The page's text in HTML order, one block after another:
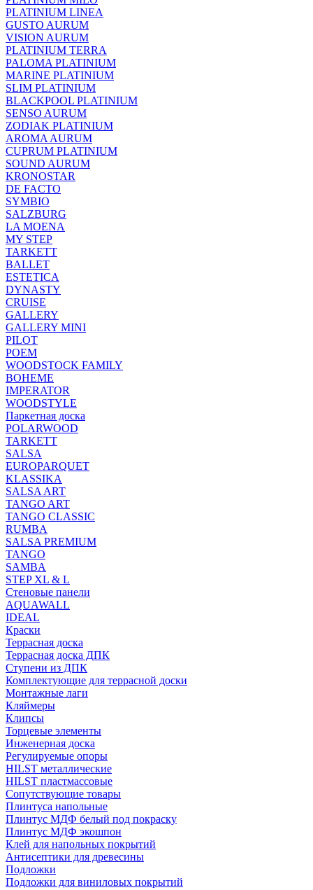
PLATINIUM LINEA
GUSTO AURUM
VISION AURUM
PLATINIUM TERRA
PALOMA PLATINIUM
MARINE PLATINIUM
SLIM PLATINIUM
BLACKPOOL PLATINIUM
SENSO AURUM
ZODIAK PLATINIUM
AROMA AURUM
CUPRUM PLATINIUM
SOUND AURUM
KRONOSTAR
DE FACTO
SYMBIO
SALZBURG
LA MOENA
MY STEP
TARKETT
BALLET
ESTETICA
DYNASTY
CRUISE
GALLERY
GALLERY MINI
PILOT
POEM
WOODSTOCK FAMILY
BOHEME
IMPERATOR
WOODSTYLE
Паркетная доска
POLARWOOD
TARKETT
SALSA
EUROPARQUET
KLASSIKA
SALSA ART
TANGO ART
TANGO CLASSIC
RUMBA
SALSA PREMIUM
TANGO
SAMBA
STEP XL & L
Стеновые панели
AQUAWALL
IDEAL
Краски
Террасная доска
Террасная доска ДПК
Ступени из ДПК
Комплектующие для террасной доски
Монтажные лаги
Кляймеры
Клипсы
Торцевые элементы
Инженерная доска
Регулируемые опоры
HILST металлические
HILST пластмассовые
Сопутствующие товары
Плинтуса напольные
Плинтус МДФ белый под покраску
Плинтус МДФ экошпон
Клей для напольных покрытий
Антисептики для древесины
Подложки
Подложки для виниловых покрытий